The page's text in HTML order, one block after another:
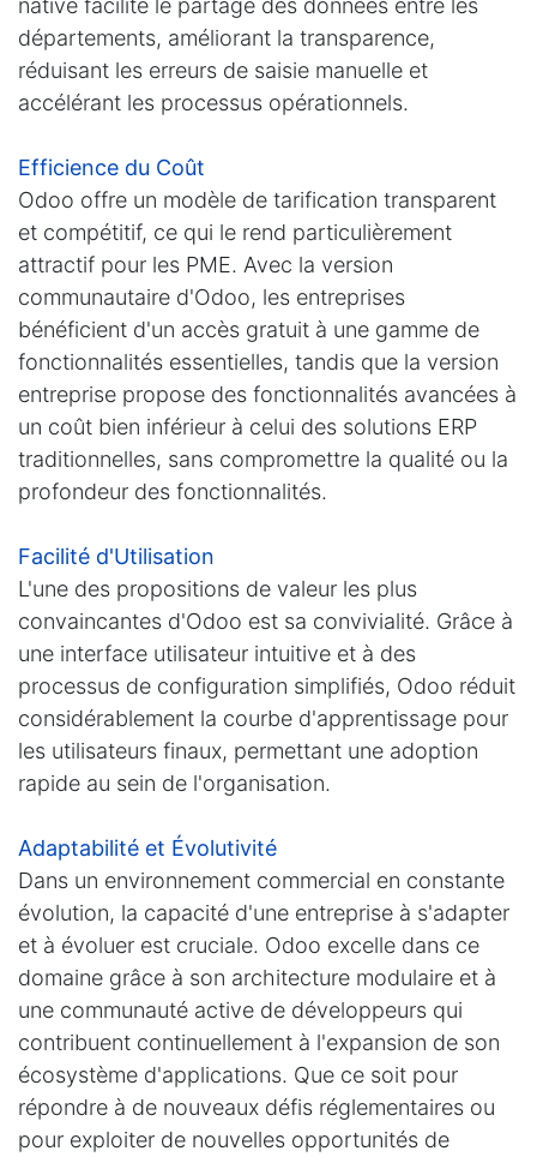
départements, améliorant la transparence,
réduisant les erreurs de saisie manuelle et
accélérant les processus opérationnels.
Efficience du Coût
Odoo offre un modèle de tarification transparent
et compétitif, ce qui le rend particulièrement
attractif pour les PME. Avec la version
communautaire d'Odoo, les entreprises
bénéficient d'un accès gratuit à une gamme de
fonctionnalités essentielles, tandis que la version
entreprise propose des fonctionnalités avancées à
un coût bien inférieur à celui des solutions ERP
traditionnelles, sans compromettre la qualité ou la
profondeur des fonctionnalités.
Facilité d'Utilisation
L'une des propositions de valeur les plus
convaincantes d'Odoo est sa convivialité. Grâce à
une interface utilisateur intuitive et à des
processus de configuration simplifiés, Odoo réduit
considérablement la courbe d'apprentissage pour
les utilisateurs finaux, permettant une adoption
rapide au sein de l'organisation.
Adaptabilité et Évolutivité
Dans un environnement commercial en constante
évolution, la capacité d'une entreprise à s'adapter
et à évoluer est cruciale. Odoo excelle dans ce
domaine grâce à son architecture modulaire et à
une communauté active de développeurs qui
contribuent continuellement à l'expansion de son
écosystème d'applications. Que ce soit pour
répondre à de nouveaux défis réglementaires ou
pour exploiter de nouvelles opportunités de